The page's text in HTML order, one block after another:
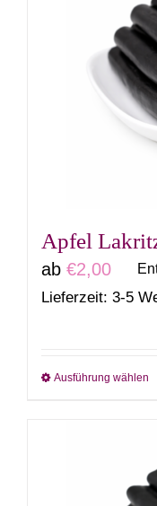
Apfel
ab €2,00
Lieferzeit: 3-5
Ausführung wählen